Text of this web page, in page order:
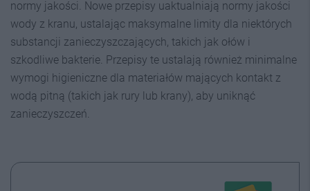
normy jakości. Nowe przepisy uaktualniają normy jakości
wody z kranu, ustalając maksymalne limity dla niektórych
substancji zanieczyszczających, takich jak ołów i
szkodliwe bakterie. Przepisy te ustalają również minimalne
wymogi higieniczne dla materiałów mających kontakt z
wodą pitną (takich jak rury lub krany), aby uniknąć
zanieczyszczeń.